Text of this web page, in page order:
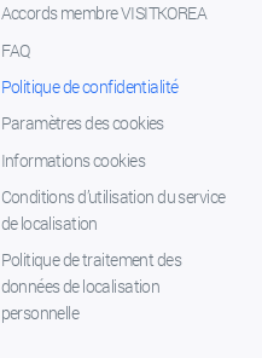
Accords membre VISITKOREA
FAQ
Politique de confidentialité
Paramètres des cookies
Informations cookies
Conditions d’utilisation du service
de localisation
Politique de traitement des
données de localisation
personnelle